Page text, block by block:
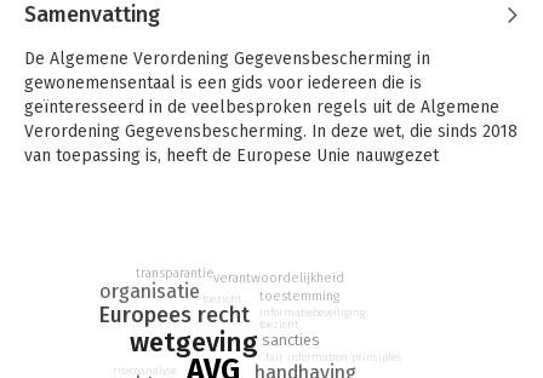
Samenvatting
De Algemene Verordening Gegevensbescherming in
gewonemensentaal is een gids voor iedereen die is
geïnteresseerd in de veelbesproken regels uit de Algemene
Verordening Gegevensbescherming. In deze wet, die sinds 2018
van toepassing is, heeft de Europese Unie nauwgezet
Dit boek legt uit wat de belangrijkste plichten zijn van
personen en organisaties die gegevens over anderen
verwerken, zoals het treffen van technische
veiligheidsmaatregelen, het doen van een impact assessment
en het registreren van alle dataverwerkingsprocessen binnen
AVG
wetgeving
Europees recht
handhaving
organisatie
sancties
transparantieverantwoordelijkheid
toestemming
risicoanalyse
fair information principles
toezicht
informatiebeveiliging
toezicht